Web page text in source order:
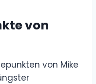
von
von Mike